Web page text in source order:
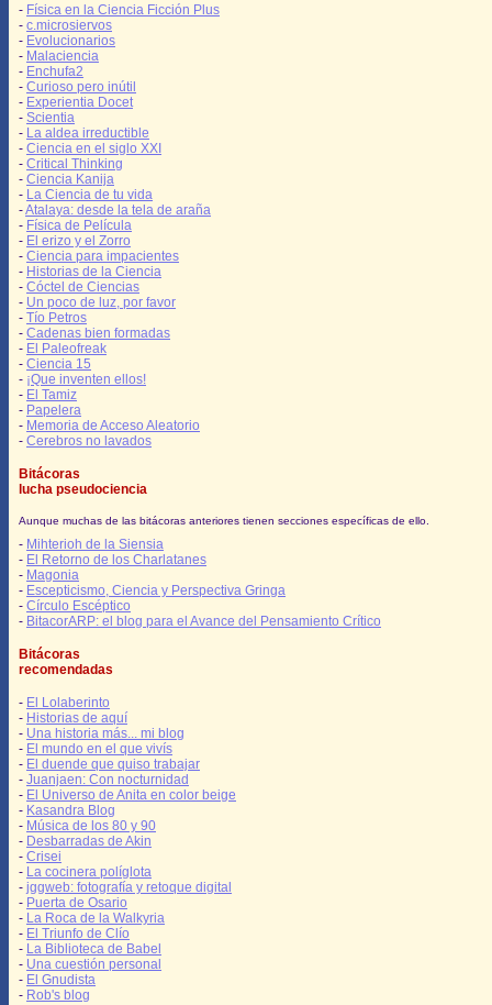
- Física en la Ciencia Ficción Plus
- c.microsiervos
- Evolucionarios
- Malaciencia
- Enchufa2
- Curioso pero inútil
- Experientia Docet
- Scientia
- La aldea irreductible
- Ciencia en el siglo XXI
- Critical Thinking
- Ciencia Kanija
- La Ciencia de tu vida
-Atalaya: desde la tela de araña
- Física de Película
- El erizo y el Zorro
- Ciencia para impacientes
- Historias de la Ciencia
- Cóctel de Ciencias
- Un poco de luz, por favor
- Tío Petros
- Cadenas bien formadas
- El Paleofreak
- Ciencia 15
- ¡Que inventen ellos!
- El Tamiz
- Papelera
- Memoria de Acceso Aleatorio
- Cerebros no lavados
Bitácoras
lucha pseudociencia
Aunque muchas de las bitácoras anteriores tienen secciones específicas de ello.
- Mihterioh de la Siensia
- El Retorno de los Charlatanes
- Magonia
- Escepticismo, Ciencia y Perspectiva Gringa
- Círculo Escéptico
- BitacorARP: el blog para el Avance del Pensamiento Crítico
Bitácoras
recomendadas
- El Lolaberinto
- Historias de aquí
- Una historia más... mi blog
- El mundo en el que vivís
- El duende que quiso trabajar
- Juanjaen: Con nocturnidad
- El Universo de Anita en color beige
- Kasandra Blog
- Música de los 80 y 90
- Desbarradas de Akin
- Crisei
- La cocinera políglota
- jggweb: fotografía y retoque digital
- Puerta de Osario
- La Roca de la Walkyria
- El Triunfo de Clío
- La Biblioteca de Babel
- Una cuestión personal
- El Gnudista
- Rob's blog